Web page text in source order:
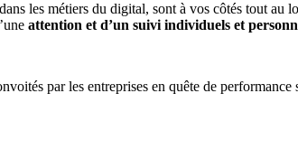
les métiers du digital, sont à vos côtés tout au
attention et d’un suivi individuels et
par les entreprises en quête de performance